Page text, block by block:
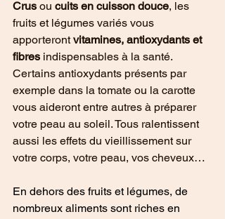
Crus ou cuits en cuisson douce, les
fruits et légumes variés vous
apporteront vitamines, antioxydants et
fibres indispensables à la santé.
Certains antioxydants présents par
exemple dans la tomate ou la carotte
vous aideront entre autres à préparer
votre peau au soleil. Tous ralentissent
aussi les effets du vieillissement sur
votre corps, votre peau, vos cheveux…
En dehors des fruits et légumes, de
nombreux aliments sont riches en